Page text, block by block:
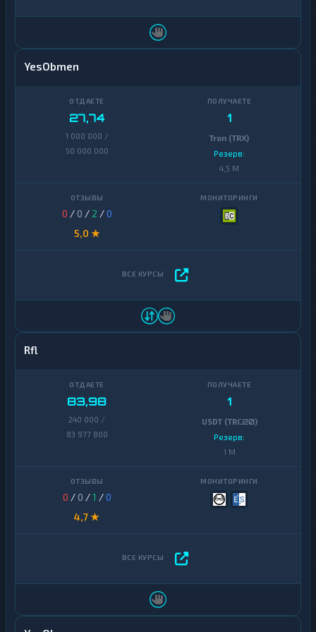
YesObmen
27,74
1 000 000 /
50 000 000
1
Tron (TRX)
Резерв:
4,5 M
0 / 0 / 2 /0
5,0 ★
Rfl
83,98
240 000 /
83 977 800
1
USDT (TRC20)
Резерв:
1 M
0 / 0 /1 /0
4,7 ★